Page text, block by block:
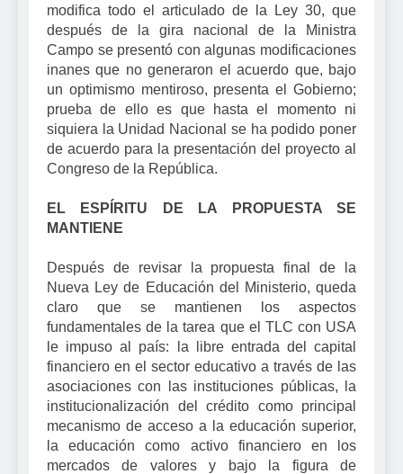
modifica todo el articulado de la Ley 30, que
después de la gira nacional de la Ministra
Campo se presentó con algunas modificaciones
inanes que no generaron el acuerdo que, bajo
un optimismo mentiroso, presenta el Gobierno;
prueba de ello es que hasta el momento ni
siquiera la Unidad Nacional se ha podido poner
de acuerdo para la presentación del proyecto al
Congreso de la República.
EL ESPÍRITU DE LA PROPUESTA SE
MANTIENE
Después de revisar la propuesta final de la
Nueva Ley de Educación del Ministerio, queda
claro que se mantienen los aspectos
fundamentales de la tarea que el TLC con USA
le impuso al país: la libre entrada del capital
financiero en el sector educativo a través de las
asociaciones con las instituciones públicas, la
institucionalización del crédito como principal
mecanismo de acceso a la educación superior,
la educación como activo financiero en los
mercados de valores y bajo la figura de